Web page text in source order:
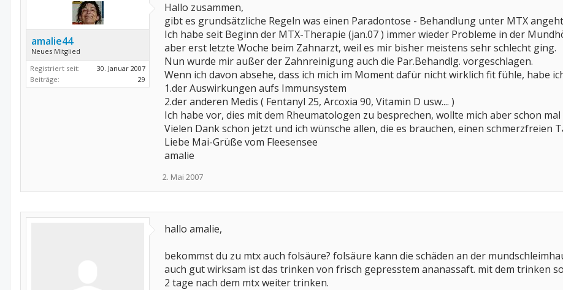
amalie44
Neues Mitglied
Registriert seit:
30. Januar 2007
Beiträge:
29
Hallo zusammen,
gibt es grundsätzliche Regeln was einen Paradontose - Behandlung unter MTX
Ich habe seit Beginn der MTX-Therapie (jan.07 ) immer wieder Probleme in der
aber erst letzte Woche beim Zahnarzt, weil es mir bisher meistens sehr schlecht ging.
Nun wurde mir außer der Zahnreinigung auch die Par.Behandlg. vorgeschlagen.
Wenn ich davon absehe, dass ich mich im Moment dafür nicht wirklich fit fühle, habe
1.der Auswirkungen aufs Immunsystem
2.der anderen Medis ( Fentanyl 25, Arcoxia 90, Vitamin D usw.... )
Ich habe vor, dies mit dem Rheumatologen zu besprechen, wollte mich aber schon
Vielen Dank schon jetzt und ich wünsche allen, die es brauchen, einen schmerzfreien
Liebe Mai-Grüße vom Fleesensee
amalie
2. Mai 2007
hallo amalie,
bekommst du zu mtx auch folsäure? folsäure kann die schäden an der
auch gut wirksam ist das trinken von frisch gepresstem ananassaft. mit dem trinken
2 tage nach dem mtx weiter trinken.